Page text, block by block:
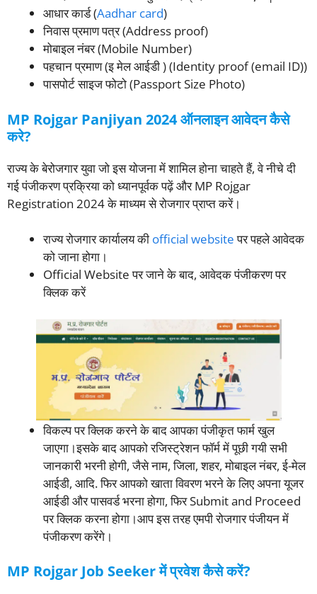
आधार कार्ड (Aadhar card)
निवास प्रमाण पत्र (Address proof)
मोबाइल नंबर (Mobile Number)
पहचान प्रमाण (इ मेल आईडी ) (Identity proof (email ID))
पासपोर्ट साइज फोटो (Passport Size Photo)
MP Rojgar Panjiyan 2024 ऑनलाइन आवेदन कैसे
करे?
राज्य के बेरोजगार युवा जो इस योजना में शामिल होना चाहते हैं, वे नीचे दी
गई पंजीकरण प्रक्रिया को ध्यानपूर्वक पढ़ें और MP Rojgar
Registration 2024 के माध्यम से रोजगार प्राप्त करें।
राज्य रोजगार कार्यालय की official websiteपर पहले आवेदक
को जाना होगा।
Official Website पर जाने के बाद, आवेदक पंजीकरण पर
क्लिक करें
विकल्प पर क्लिक करने के बाद आपका पंजीकृत फार्म खुल
जाएगा।इसके बाद आपको रजिस्ट्रेशन फॉर्म में पूछी गयी सभी
जानकारी भरनी होगी, जैसे नाम, जिला, शहर, मोबाइल नंबर, ई-मेल
आईडी, आदि. फिर आपको खाता विवरण भरने के लिए अपना यूजर
आईडी और पासवर्ड भरना होगा, फिर Submit and Proceed
पर क्लिक करना होगा।आप इस तरह एमपी रोजगार पंजीयन में
पंजीकरण करेंगे।
MP Rojgar Job Seeker में प्रवेश कैसे करें?